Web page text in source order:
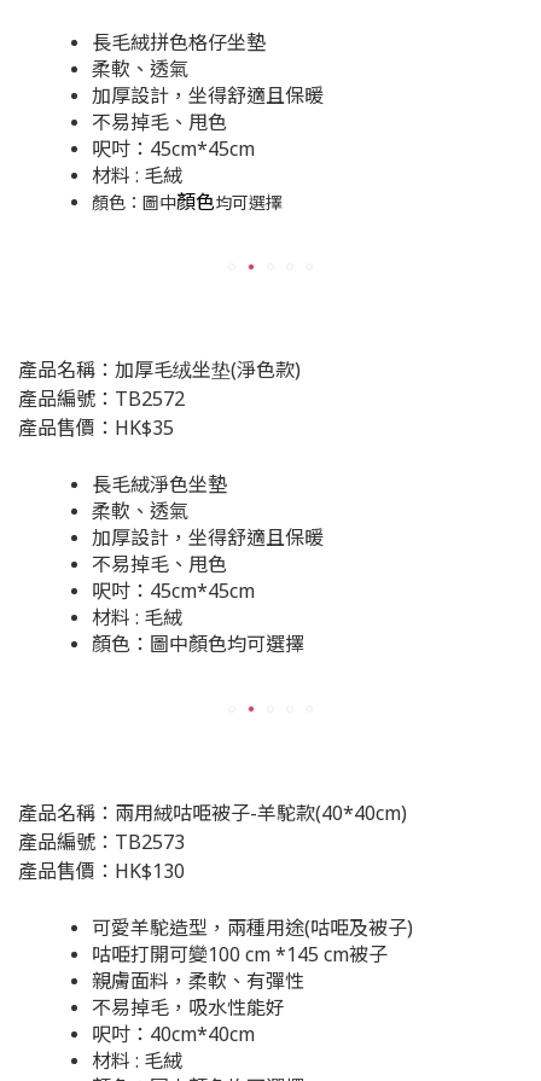
長毛絨拼色格仔坐墊
柔軟、透氣
加厚設計，坐得舒適且保暖
不易掉毛、甩色
呎吋：45cm*45cm
材料 : 毛絨
顏色：圖中顏色均可選擇
產品名稱：加厚毛绒坐垫(淨色款)
產品編號：TB2572
產品售價：HK$35
長毛絨淨色坐墊
柔軟、透氣
加厚設計，坐得舒適且保暖
不易掉毛、甩色
呎吋：45cm*45cm
材料 : 毛絨
顏色：圖中顏色均可選擇
產品名稱：兩用絨咕𠱸被子-羊駝款(40*40cm)
產品編號：TB2573
產品售價：HK$130
可愛羊駝造型，兩種用途(咕𠱸及被子)
咕𠱸打開可變100 cm *145 cm被子
親膚面料，柔軟、有彈性
不易掉毛，吸水性能好
呎吋：40cm*40cm
材料 : 毛絨